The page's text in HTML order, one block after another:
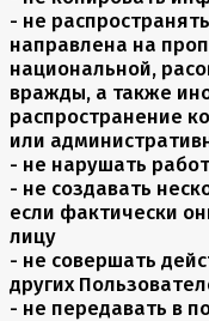
- не
направлена на
национальной,
вражды, а также
распространение
или
- не нарушать
- не создавать
если фактически
лицу
- не совершать
других
- не передавать в